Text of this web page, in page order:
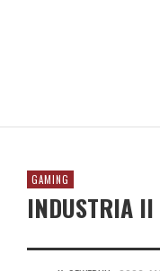
GAMING
INDUSTRIA II